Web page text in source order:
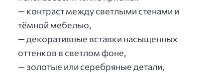
— контраст между светлыми стенами и
тёмной мебелью,
— декоративные вставки насыщенных
оттенков в светлом фоне,
— золотые или серебряные детали,